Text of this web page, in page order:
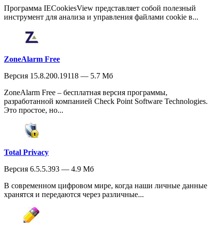
Программа IECookiesView представляет собой полезный
инструмент для анализа и управления файлами cookie в...
ZoneAlarm Free
Версия 15.8.200.19118 — 5.7 Мб
ZoneAlarm Free – бесплатная версия программы,
разработанной компанией Check Point Software Technologies.
Это простое, но...
Total Privacy
Версия 6.5.5.393 — 4.9 Мб
В современном цифровом мире, когда наши личные данные
хранятся и передаются через различные...